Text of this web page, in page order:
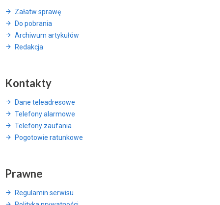
Załatw sprawę
Do pobrania
Archiwum artykułów
Redakcja
Kontakty
Dane teleadresowe
Telefony alarmowe
Telefony zaufania
Pogotowie ratunkowe
Prawne
Regulamin serwisu